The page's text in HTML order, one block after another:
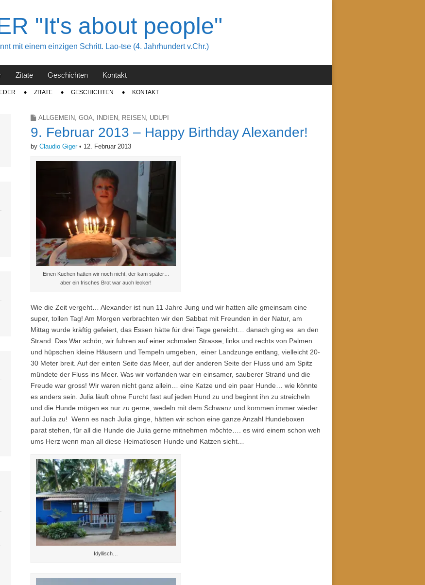
"It's about people"
mit einem einzigen Schritt. Lao-tse (4. Jahrhundert v.Chr.)
Zitate Geschichten Kontakt
ZITATE GESCHICHTEN KONTAKT
ALLGEMEIN,GOA, INDIEN, REISEN, UDUPI
9. Februar 2013 – Happy Birthday Alexander!
byClaudio Giger• 12. Februar 2013
Einen Kuchen hatten wir noch nicht, der kam später…
aber ein frisches Brot war auch lecker!
Wie die Zeit vergeht… Alexander ist nun 11 Jahre Jung und wir hatten alle gmeinsam eine
super, tollen Tag! Am Morgen verbrachten wir den Sabbat mit Freunden in der Natur, am
Mittag wurde kräftig gefeiert, das Essen hätte für drei Tage gereicht… danach ging es an den
Strand. Das War schön, wir fuhren auf einer schmalen Strasse, links und rechts von Palmen
und hüpschen kleine Häusern und Tempeln umgeben, einer Landzunge entlang, vielleicht 20-
30 Meter breit. Auf der einten Seite das Meer, auf der anderen Seite der Fluss und am Spitz
mündete der Fluss ins Meer. Was wir vorfanden war ein einsamer, sauberer Strand und die
Freude war gross! Wir waren nicht ganz allein… eine Katze und ein paar Hunde… wie könnte
es anders sein. Julia läuft ohne Furcht fast auf jeden Hund zu und beginnt ihn zu streicheln
und die Hunde mögen es nur zu gerne, wedeln mit dem Schwanz und kommen immer wieder
auf Julia zu! Wenn es nach Julia ginge, hätten wir schon eine ganze Anzahl Hundeboxen
parat stehen, für all die Hunde die Julia gerne mitnehmen möchte…. es wird einem schon weh
ums Herz wenn man all diese Heimatlosen Hunde und Katzen sieht…
Idyllisch…